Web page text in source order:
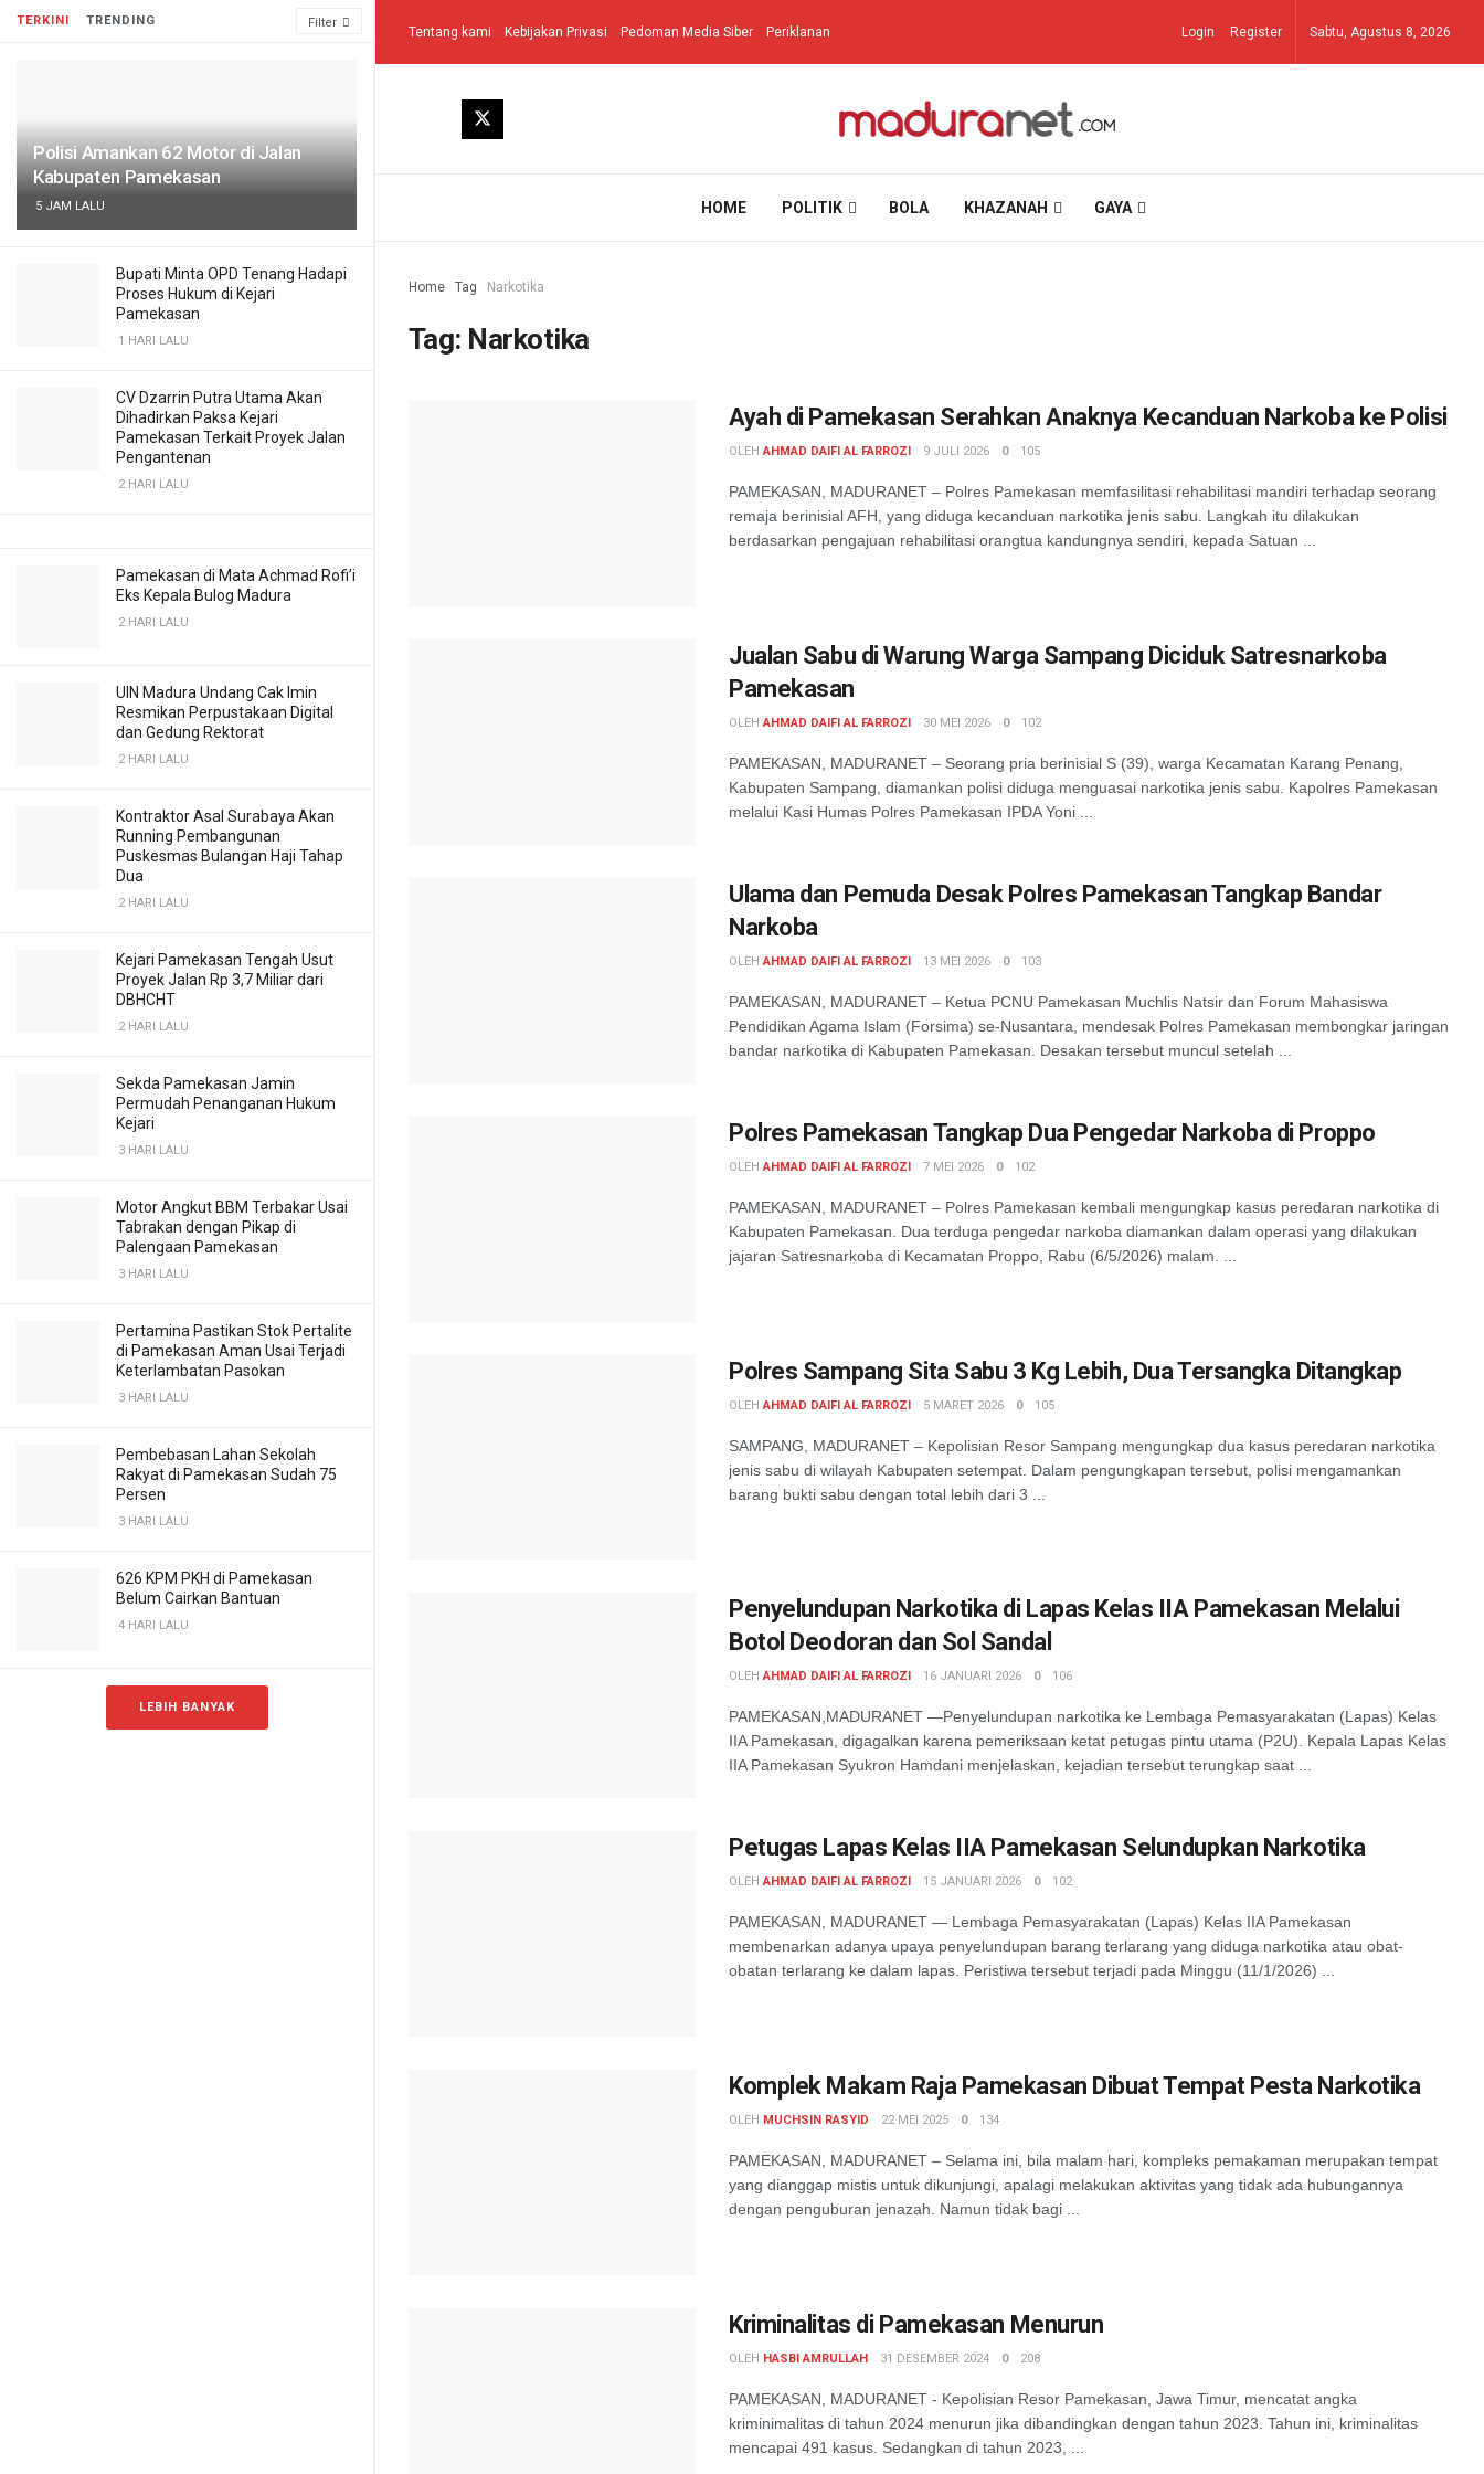
TERKINI TRENDING Filter
Polisi Amankan 62 Motor di Jalan
Kabupaten Pamekasan
5 JAM LALU
Bupati Minta OPD Tenang Hadapi
Proses Hukum di Kejari
Pamekasan
1 HARI LALU
CV Dzarrin Putra Utama Akan
Dihadirkan Paksa Kejari
Pamekasan Terkait Proyek Jalan
Pengantenan
2 HARI LALU
Pamekasan di Mata Achmad Rofi’i
Eks Kepala Bulog Madura
2 HARI LALU
UIN Madura Undang Cak Imin
Resmikan Perpustakaan Digital
dan Gedung Rektorat
2 HARI LALU
Kontraktor Asal Surabaya Akan
Running Pembangunan
Puskesmas Bulangan Haji Tahap
Dua
2 HARI LALU
Kejari Pamekasan Tengah Usut
Proyek Jalan Rp 3,7 Miliar dari
DBHCHT
2 HARI LALU
Sekda Pamekasan Jamin
Permudah Penanganan Hukum
Kejari
3 HARI LALU
Motor Angkut BBM Terbakar Usai
Tabrakan dengan Pikap di
Palengaan Pamekasan
3 HARI LALU
Pertamina Pastikan Stok Pertalite
di Pamekasan Aman Usai Terjadi
Keterlambatan Pasokan
3 HARI LALU
Pembebasan Lahan Sekolah
Rakyat di Pamekasan Sudah 75
Persen
3 HARI LALU
626 KPM PKH di Pamekasan
Belum Cairkan Bantuan
4 HARI LALU
LEBIH BANYAK
Tentang kami Kebijakan Privasi Pedoman Media Siber Periklanan Login Register Sabtu, Agustus 8, 2026
HOME POLITIK BOLA KHAZANAH GAYA
Home Tag Narkotika
Tag: Narkotika
Ayah di Pamekasan Serahkan Anaknya Kecanduan Narkoba ke Polisi
OLEH AHMAD DAIFI AL FARROZI 9 JULI 2026 0 105
PAMEKASAN, MADURANET – Polres Pamekasan memfasilitasi rehabilitasi mandiri terhadap seorang
remaja berinisial AFH, yang diduga kecanduan narkotika jenis sabu. Langkah itu dilakukan
berdasarkan pengajuan rehabilitasi orangtua kandungnya sendiri, kepada Satuan ...
Jualan Sabu di Warung Warga Sampang Diciduk Satresnarkoba
Pamekasan
OLEH AHMAD DAIFI AL FARROZI 30 MEI 2026 0 102
PAMEKASAN, MADURANET – Seorang pria berinisial S (39), warga Kecamatan Karang Penang,
Kabupaten Sampang, diamankan polisi diduga menguasai narkotika jenis sabu. Kapolres Pamekasan
melalui Kasi Humas Polres Pamekasan IPDA Yoni ...
Ulama dan Pemuda Desak Polres Pamekasan Tangkap Bandar
Narkoba
OLEH AHMAD DAIFI AL FARROZI 13 MEI 2026 0 103
PAMEKASAN, MADURANET – Ketua PCNU Pamekasan Muchlis Natsir dan Forum Mahasiswa
Pendidikan Agama Islam (Forsima) se-Nusantara, mendesak Polres Pamekasan membongkar jaringan
bandar narkotika di Kabupaten Pamekasan. Desakan tersebut muncul setelah ...
Polres Pamekasan Tangkap Dua Pengedar Narkoba di Proppo
OLEH AHMAD DAIFI AL FARROZI 7 MEI 2026 0 102
PAMEKASAN, MADURANET – Polres Pamekasan kembali mengungkap kasus peredaran narkotika di
Kabupaten Pamekasan. Dua terduga pengedar narkoba diamankan dalam operasi yang dilakukan
jajaran Satresnarkoba di Kecamatan Proppo, Rabu (6/5/2026) malam. ...
Polres Sampang Sita Sabu 3 Kg Lebih, Dua Tersangka Ditangkap
OLEH AHMAD DAIFI AL FARROZI 5 MARET 2026 0 105
SAMPANG, MADURANET – Kepolisian Resor Sampang mengungkap dua kasus peredaran narkotika
jenis sabu di wilayah Kabupaten setempat. Dalam pengungkapan tersebut, polisi mengamankan
barang bukti sabu dengan total lebih dari 3 ...
Penyelundupan Narkotika di Lapas Kelas IIA Pamekasan Melalui
Botol Deodoran dan Sol Sandal
OLEH AHMAD DAIFI AL FARROZI 16 JANUARI 2026 0 106
PAMEKASAN,MADURANET —Penyelundupan narkotika ke Lembaga Pemasyarakatan (Lapas) Kelas
IIA Pamekasan, digagalkan karena pemeriksaan ketat petugas pintu utama (P2U). Kepala Lapas Kelas
IIA Pamekasan Syukron Hamdani menjelaskan, kejadian tersebut terungkap saat ...
Petugas Lapas Kelas IIA Pamekasan Selundupkan Narkotika
OLEH AHMAD DAIFI AL FARROZI 15 JANUARI 2026 0 102
PAMEKASAN, MADURANET — Lembaga Pemasyarakatan (Lapas) Kelas IIA Pamekasan
membenarkan adanya upaya penyelundupan barang terlarang yang diduga narkotika atau obat-
obatan terlarang ke dalam lapas. Peristiwa tersebut terjadi pada Minggu (11/1/2026) ...
Komplek Makam Raja Pamekasan Dibuat Tempat Pesta Narkotika
OLEH MUCHSIN RASYID 22 MEI 2025 0 134
PAMEKASAN, MADURANET – Selama ini, bila malam hari, kompleks pemakaman merupakan tempat
yang dianggap mistis untuk dikunjungi, apalagi melakukan aktivitas yang tidak ada hubungannya
dengan penguburan jenazah. Namun tidak bagi ...
Kriminalitas di Pamekasan Menurun
OLEH HASBI AMRULLAH 31 DESEMBER 2024 0 208
PAMEKASAN, MADURANET - Kepolisian Resor Pamekasan, Jawa Timur, mencatat angka
kriminimalitas di tahun 2024 menurun jika dibandingkan dengan tahun 2023. Tahun ini, kriminalitas
mencapai 491 kasus. Sedangkan di tahun 2023, ...